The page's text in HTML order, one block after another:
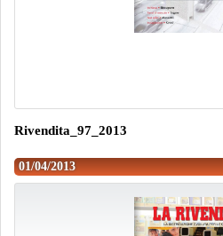
Rivendita_97_2013
01/04/2013